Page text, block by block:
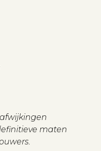
maten